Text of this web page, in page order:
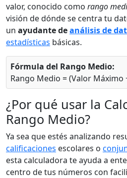
valor, conocido como rango
visión de dónde se centra tu
un ayudante deanálisis de
estadísticas básicas.
Fórmula del Rango Medio:
Rango Medio = (Valor
¿Por qué usar la
Rango Medio?
Ya sea que estés analizando
calificaciones escolares o
esta calculadora te ayuda a
centro de tus números con